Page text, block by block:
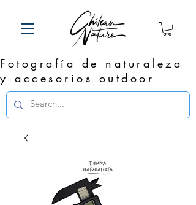
Fotografía de naturaleza
y accesorios outdoor